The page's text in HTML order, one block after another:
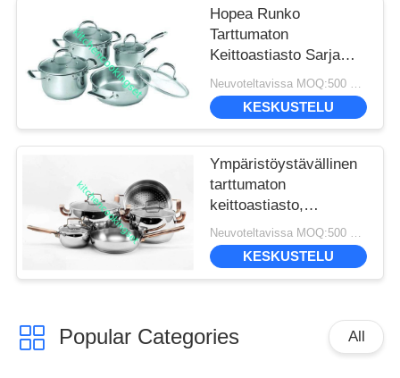
Hopea Runko
Tarttumaton
Keittoastiasto Sarja
Korkea Lämmön
Hyötysuhde 16cm -
22cm Kattila
Neuvoteltavissa MOQ:500 SETS
KESKUSTELU
Ympäristöystävällinen
tarttumaton
keittoastiasto,
elintarvikelaatuinen
Ss410, ammattimainen
suorituskyky
Neuvoteltavissa MOQ:500 SETS
KESKUSTELU
Popular Categories All